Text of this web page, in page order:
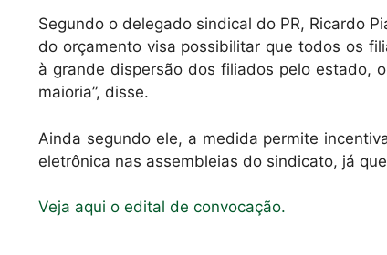
p o
k
Segundo o delegado sindical do PR, Ricardo
do orçamento visa possibilitar que todos os
à grande dispersão dos filiados pelo estado,
maioria”, disse.
Ainda segundo ele, a medida permite
eletrônica nas assembleias do sindicato, já
Veja aqui o edital de convocação.